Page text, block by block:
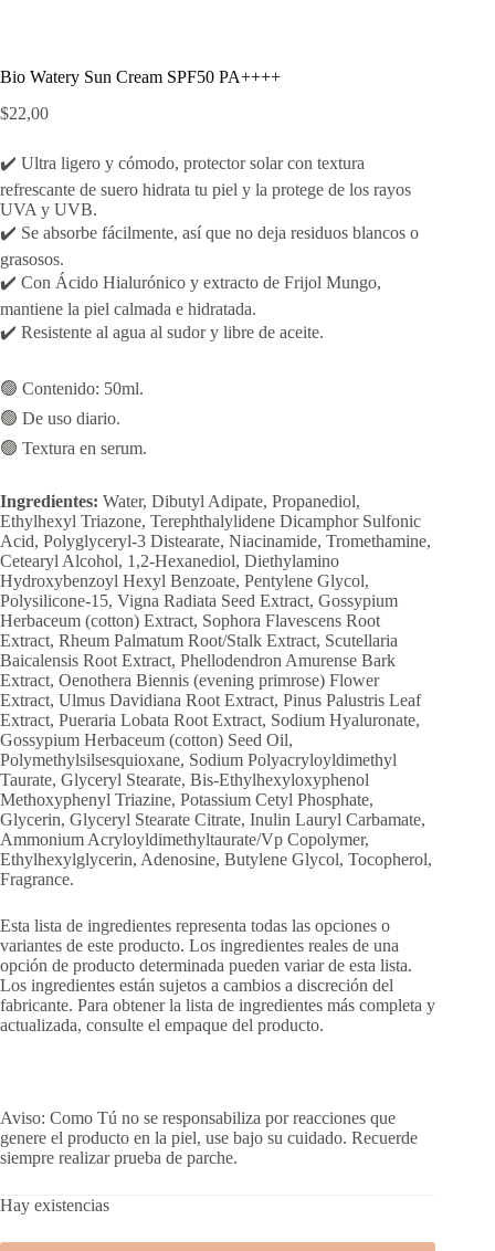
Bio Watery Sun Cream SPF50 PA++++
$22,00
✔️ Ultra ligero y cómodo, protector solar con textura
refrescante de suero hidrata tu piel y la protege de los rayos
UVA y UVB.
✔️ Se absorbe fácilmente, así que no deja residuos blancos o
grasosos.
✔️ Con Ácido Hialurónico y extracto de Frijol Mungo,
mantiene la piel calmada e hidratada.
✔️ Resistente al agua al sudor y libre de aceite.
🟢 Contenido: 50ml.
🟢 De uso diario.
🟢 Textura en serum.
Ingredientes: Water, Dibutyl Adipate, Propanediol,
Ethylhexyl Triazone, Terephthalylidene Dicamphor Sulfonic
Acid, Polyglyceryl-3 Distearate, Niacinamide, Tromethamine,
Cetearyl Alcohol, 1,2-Hexanediol, Diethylamino
Hydroxybenzoyl Hexyl Benzoate, Pentylene Glycol,
Polysilicone-15, Vigna Radiata Seed Extract, Gossypium
Herbaceum (cotton) Extract, Sophora Flavescens Root
Extract, Rheum Palmatum Root/Stalk Extract, Scutellaria
Baicalensis Root Extract, Phellodendron Amurense Bark
Extract, Oenothera Biennis (evening primrose) Flower
Extract, Ulmus Davidiana Root Extract, Pinus Palustris Leaf
Extract, Pueraria Lobata Root Extract, Sodium Hyaluronate,
Gossypium Herbaceum (cotton) Seed Oil,
Polymethylsilsesquioxane, Sodium Polyacryloyldimethyl
Taurate, Glyceryl Stearate, Bis-Ethylhexyloxyphenol
Methoxyphenyl Triazine, Potassium Cetyl Phosphate,
Glycerin, Glyceryl Stearate Citrate, Inulin Lauryl Carbamate,
Ammonium Acryloyldimethyltaurate/Vp Copolymer,
Ethylhexylglycerin, Adenosine, Butylene Glycol, Tocopherol,
Fragrance.
Esta lista de ingredientes representa todas las opciones o
variantes de este producto. Los ingredientes reales de una
opción de producto determinada pueden variar de esta lista.
Los ingredientes están sujetos a cambios a discreción del
fabricante. Para obtener la lista de ingredientes más completa y
actualizada, consulte el empaque del producto.
Aviso: Como Tú no se responsabiliza por reacciones que
genere el producto en la piel, use bajo su cuidado. Recuerde
siempre realizar prueba de parche.
Hay existencias